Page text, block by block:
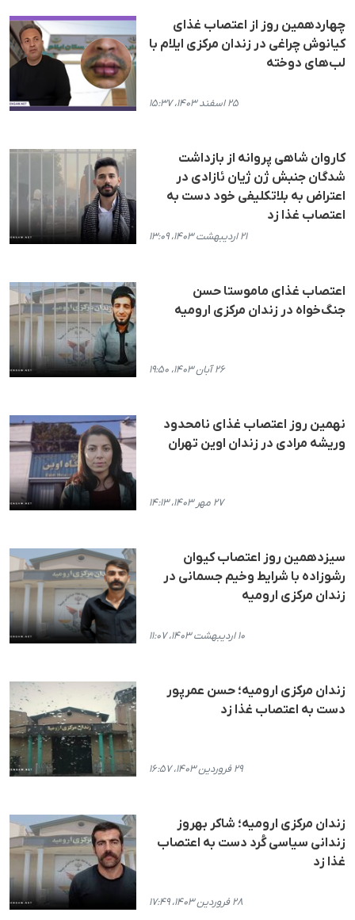
چهاردهمین روز از اعتصاب غذای
کیانوش چراغی در زندان مرکزی ایلام با
لب‌های دوخته
۲۵ اسفند ۱۴۰۳، ۱۵:۳۷
کاروان شاهی پروانە از بازداشت
شدگان جنبش ژن ژیان ئازادی در
اعتراض بە بلاتکلیفی خود دست بە
اعتصاب غذا زد
۲۱ اردیبهشت ۱۴۰۳، ۱۳:۰۹
اعتصاب غذای ماموستا حسن
جنگ‌خواه در زندان مرکزی ارومیه
۲۶ آبان ۱۴۰۳، ۱۹:۵۰
نهمین روز اعتصاب غذای نامحدود
وریشه مرادی در زندان اوین تهران
۲۷ مهر ۱۴۰۳، ۱۴:۱۳
سیزدهمین روز اعتصاب کیوان
رشوزاده با شرایط وخیم جسمانی در
زندان مرکزی ارومیه
۱۰ اردیبهشت ۱۴۰۳، ۱۱:۰۷
زندان مرکزی ارومیه؛ حسن عمرپور
دست به اعتصاب غذا زد
۲۹ فروردین ۱۴۰۳، ۱۶:۵۷
زندان مرکزی ارومیه؛ شاکر بهروز
زندانی سیاسی کُرد دست به اعتصاب
غذا زد
۲۸ فروردین ۱۴۰۳، ۱۷:۴۹